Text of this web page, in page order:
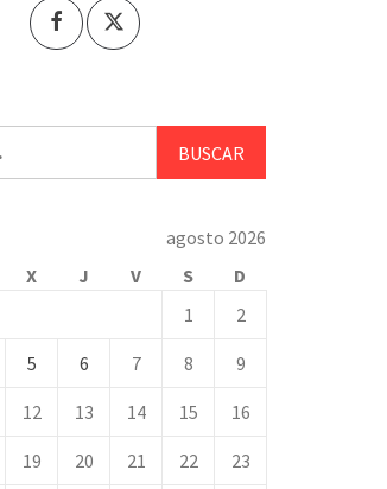
agosto 2026
X J V S
D
1
2
5 6 7 8 9
12 13 14 15 16
19 20 21 22 23